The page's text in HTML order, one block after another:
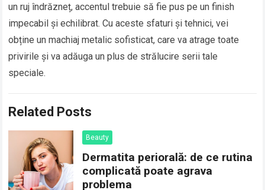
un ruj îndrăzneț, accentul trebuie să fie pus pe un finish
impecabil și echilibrat. Cu aceste sfaturi și tehnici, vei
obține un machiaj metalic sofisticat, care va atrage toate
privirile și va adăuga un plus de strălucire serii tale
speciale.
Related Posts
Beauty
Dermatita periorală: de ce rutina
complicată poate agrava
problema